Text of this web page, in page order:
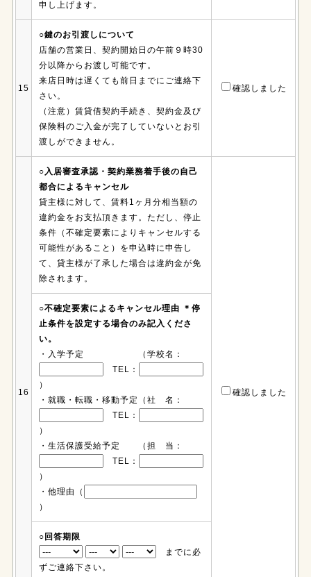
申し上げます。
15
○鍵のお引渡しについて
店舗の営業日、契約開始日の午前９時30
分以降からお渡し可能です。
来店日時は遅くても前日までにご連絡下
さい。
（注意）賃貸借契約手続き、契約金及び
保険料のご入金が完了していないとお引
渡しができません。
確認しました
16
○入居審査承認・契約業務着手後の自己
都合によるキャンセル
貸主様に対して、賃料1ヶ月分相当額の
違約金をお支払頂きます。ただし、停止
条件（不確定要素によりキャンセルする
可能性があること）を申込時に申告し
て、貸主様が了承した場合は違約金が免
除されます。
確認しました
○不確定要素によるキャンセル理由 ＊停
止条件を設定する場合のみ記入くださ
い。
・入学予定 （学校名：
TEL：
）
・就職・転職・移動予定（社 名：
TEL：
）
・生活保護受給予定 （担 当：
TEL：
）
・他理由（
）
○回答期限
までに必
ずご連絡下さい。